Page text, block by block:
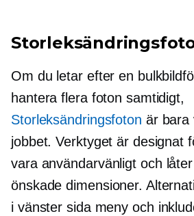
Om du letar efter en
hantera flera foton samtidigt,
Storleksändringsfoton är bara
jobbet. Verktyget är designat
vara användarvänligt och
önskade dimensioner.
i vänster sidameny och